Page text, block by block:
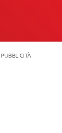
PUBBLICITÀ